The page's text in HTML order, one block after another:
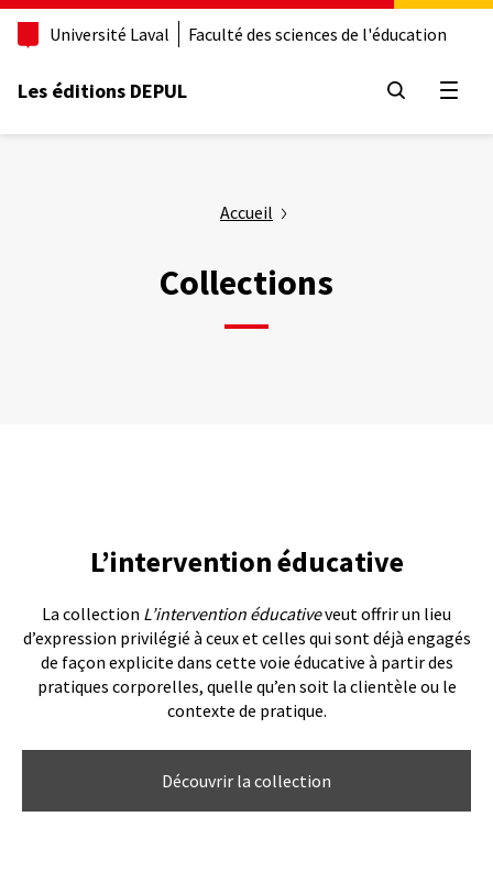
Aller
principal
Université Laval Faculté des sciences de l'éducation
Les éditions DEPUL
Accueil
Collections
L’intervention éducative
La collection L’intervention éducativeveut offrir un lieu
d’expression privilégié à ceux et celles qui sont déjà engagés
de façon explicite dans cette voie éducative à partir des
pratiques corporelles, quelle qu’en soit la clientèle ou le
contexte de pratique.
Découvrir la collection